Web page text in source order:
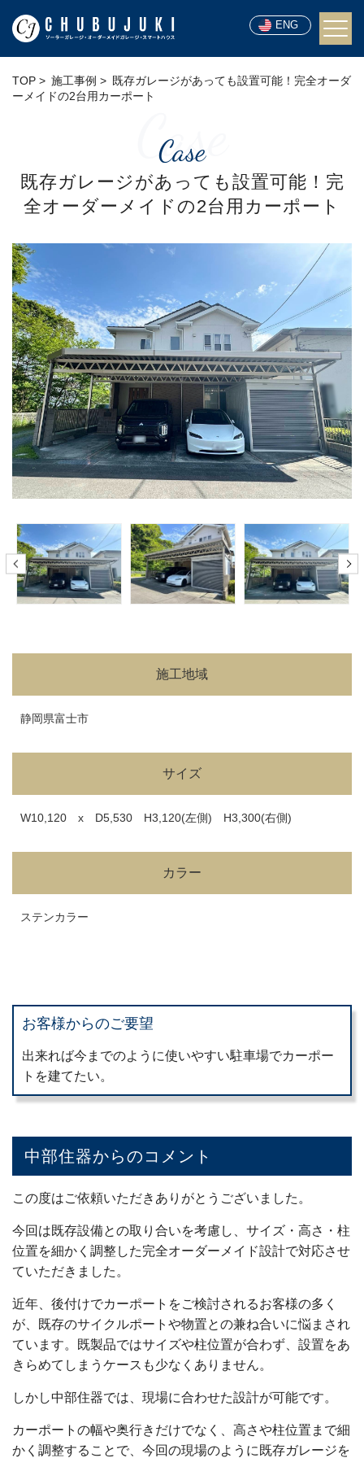
ENG
TOP 施工事例
既存ガレージがあっても設置可能！完全オーダ
ーメイドの2台用カーポート
Case
Case
既存ガレージがあっても設置可能！完
全オーダーメイドの2台用カーポート
施工地域
静岡県富士市
サイズ
W10,120 x D5,530 H3,120(左側) H3,300(右側)
カラー
ステンカラー
お客様からのご要望
出来れば今までのように使いやすい駐車場でカーポー
トを建てたい。
中部住器からのコメント
この度はご依頼いただきありがとうございました。
今回は既存設備との取り合いを考慮し、サイズ・高さ・柱
位置を細かく調整した完全オーダーメイド設計で対応させ
ていただきました。
近年、後付けでカーポートをご検討されるお客様の多く
が、既存のサイクルポートや物置との兼ね合いに悩まされ
ています。既製品ではサイズや柱位置が合わず、設置をあ
きらめてしまうケースも少なくありません。
しかし中部住器では、現場に合わせた設計が可能です。
カーポートの幅や奥行きだけでなく、高さや柱位置まで細
かく調整することで、今回の現場のように既存ガレージを